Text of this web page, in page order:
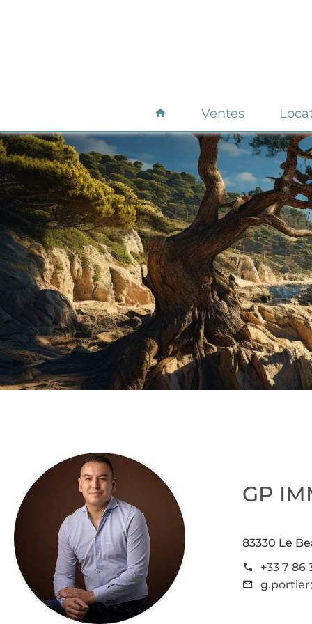
Ventes
GP
83330 Le
+33 7 86